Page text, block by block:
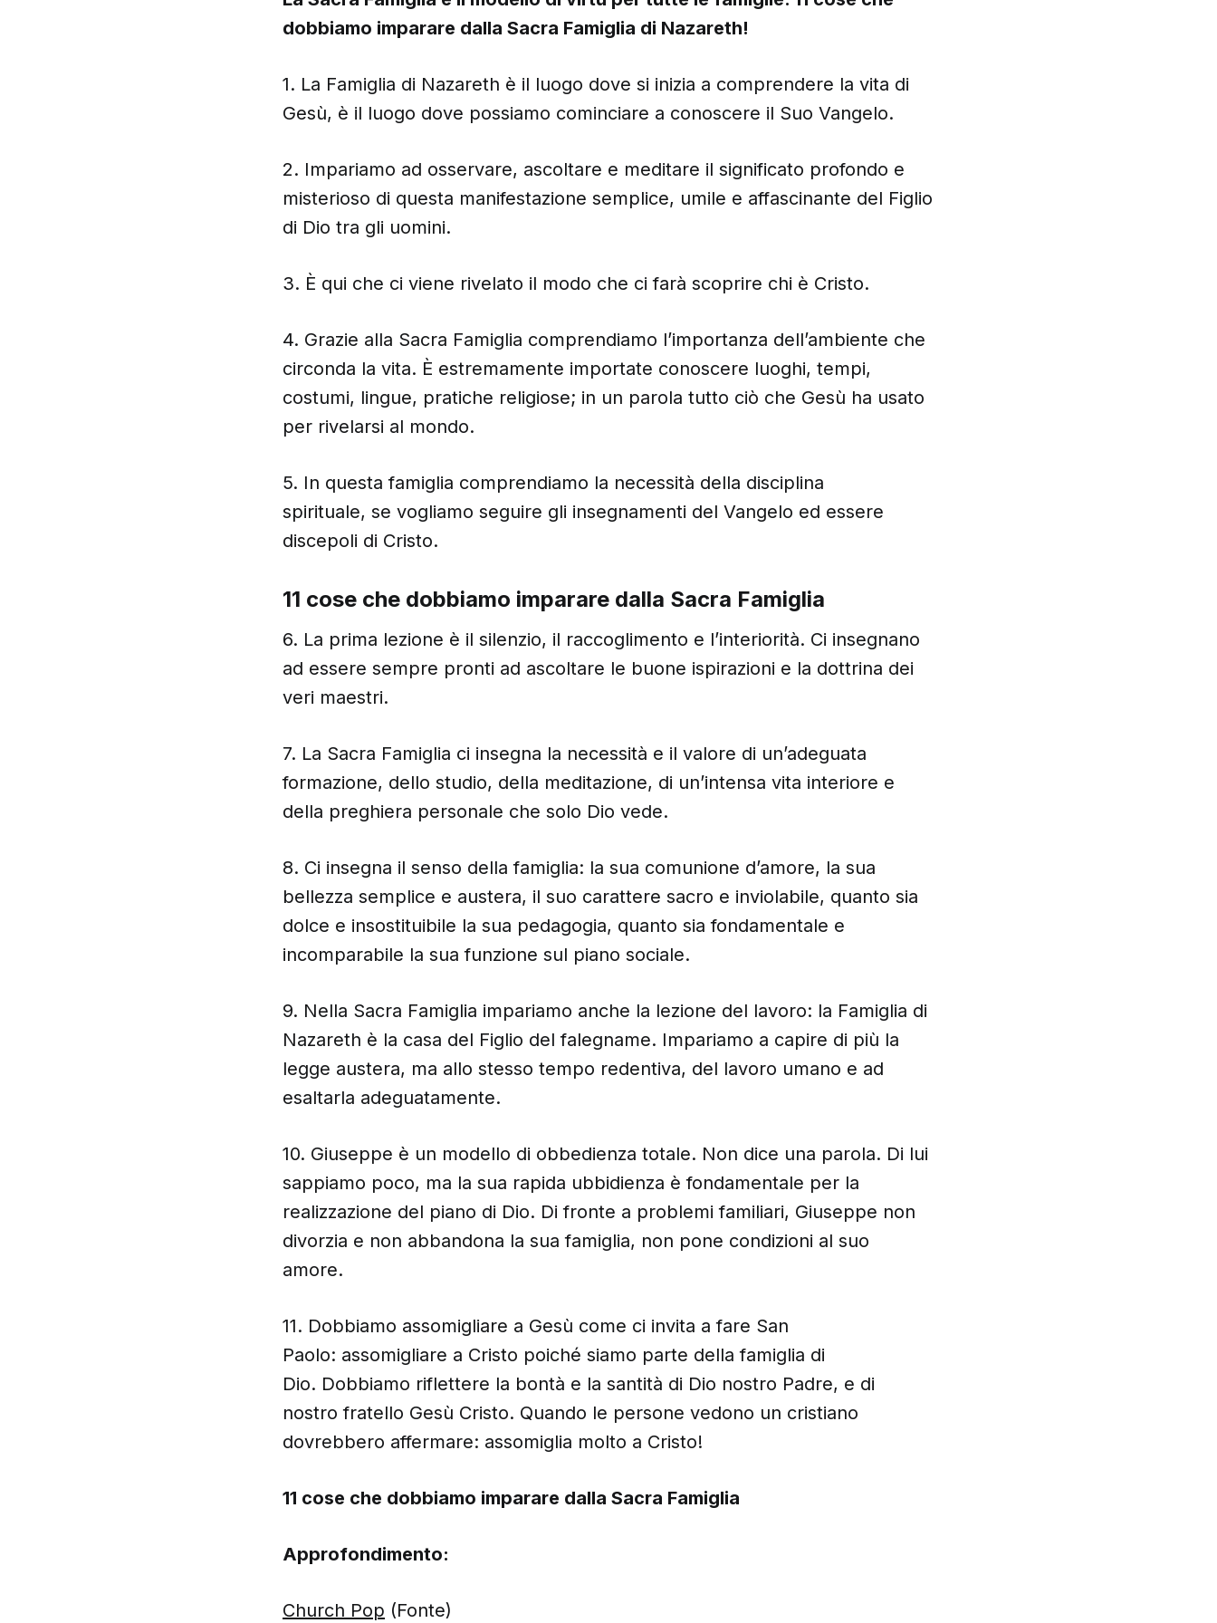
dobbiamo imparare dalla Sacra Famiglia di Nazareth!
1. La Famiglia di Nazareth è il luogo dove si inizia a comprendere la vita di
Gesù, è il luogo dove possiamo cominciare a conoscere il Suo Vangelo.
2. Impariamo ad osservare, ascoltare e meditare il significato profondo e
misterioso di questa manifestazione semplice, umile e affascinante del Figlio
di Dio tra gli uomini.
3. È qui che ci viene rivelato il modo che ci farà scoprire chi è Cristo.
4. Grazie alla Sacra Famiglia comprendiamo l’importanza dell’ambiente che
circonda la vita. È estremamente importate conoscere luoghi, tempi,
costumi, lingue, pratiche religiose; in un parola tutto ciò che Gesù ha usato
per rivelarsi al mondo.
5. In questa famiglia comprendiamo la necessità della disciplina
spirituale, se vogliamo seguire gli insegnamenti del Vangelo ed essere
discepoli di Cristo.
11 cose che dobbiamo imparare dalla Sacra Famiglia
6. La prima lezione è il silenzio, il raccoglimento e l’interiorità. Ci insegnano
ad essere sempre pronti ad ascoltare le buone ispirazioni e la dottrina dei
veri maestri.
7. La Sacra Famiglia ci insegna la necessità e il valore di un’adeguata
formazione, dello studio, della meditazione, di un’intensa vita interiore e
della preghiera personale che solo Dio vede.
8. Ci insegna il senso della famiglia: la sua comunione d’amore, la sua
bellezza semplice e austera, il suo carattere sacro e inviolabile, quanto sia
dolce e insostituibile la sua pedagogia, quanto sia fondamentale e
incomparabile la sua funzione sul piano sociale.
9. Nella Sacra Famiglia impariamo anche la lezione del lavoro: la Famiglia di
Nazareth è la casa del Figlio del falegname. Impariamo a capire di più la
legge austera, ma allo stesso tempo redentiva, del lavoro umano e ad
esaltarla adeguatamente.
10. Giuseppe è un modello di obbedienza totale. Non dice una parola. Di lui
sappiamo poco, ma la sua rapida ubbidienza è fondamentale per la
realizzazione del piano di Dio. Di fronte a problemi familiari, Giuseppe non
divorzia e non abbandona la sua famiglia, non pone condizioni al suo
amore.
11. Dobbiamo assomigliare a Gesù come ci invita a fare San
Paolo: assomigliare a Cristo poiché siamo parte della famiglia di
Dio. Dobbiamo riflettere la bontà e la santità di Dio nostro Padre, e di
nostro fratello Gesù Cristo. Quando le persone vedono un cristiano
dovrebbero affermare: assomiglia molto a Cristo!
11 cose che dobbiamo imparare dalla Sacra Famiglia
Approfondimento:
Church Pop (Fonte)